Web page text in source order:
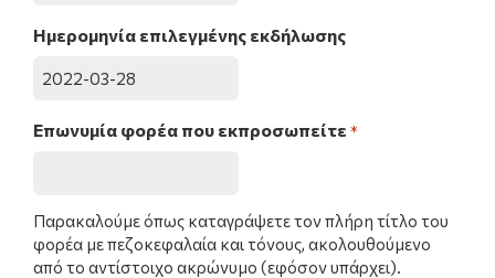
Ημερομηνία επιλεγμένης εκδήλωσης
Επωνυμία φορέα που εκπροσωπείτε *
Παρακαλούμε όπως καταγράψετε τον πλήρη τίτλο του
φορέα με πεζοκεφαλαία και τόνους, ακολουθούμενο
από το αντίστοιχο ακρώνυμο (εφόσον υπάρχει).